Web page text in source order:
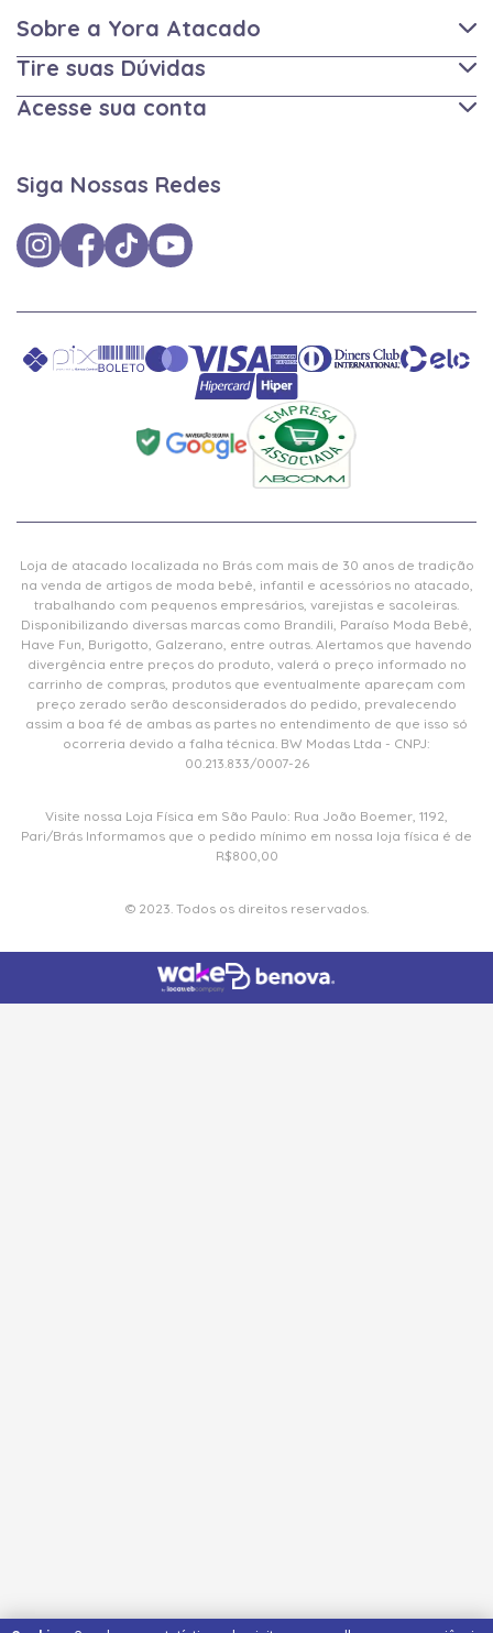
Sobre a Yora Atacado
Tire suas Dúvidas
Acesse sua conta
Siga Nossas Redes
Loja de atacado localizada no Brás com mais de 30 anos de tradição
na venda de artigos de moda bebê, infantil e acessórios no atacado,
trabalhando com pequenos empresários, varejistas e sacoleiras.
Disponibilizando diversas marcas como Brandili, Paraíso Moda Bebê,
Have Fun, Burigotto, Galzerano, entre outras. Alertamos que havendo
divergência entre preços do produto, valerá o preço informado no
carrinho de compras, produtos que eventualmente apareçam com
preço zerado serão desconsiderados do pedido, prevalecendo
assim a boa fé de ambas as partes no entendimento de que isso só
ocorreria devido a falha técnica. BW Modas Ltda - CNPJ:
00.213.833/0007-26
Visite nossa Loja Física em São Paulo: Rua João Boemer, 1192,
Pari/Brás Informamos que o pedido mínimo em nossa loja física é de
R$800,00
© 2023. Todos os direitos reservados.